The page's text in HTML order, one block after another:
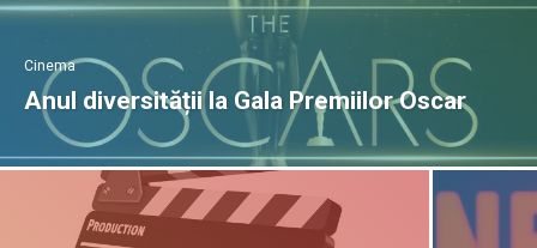
Cinema
Anul diversității la Gala Premiilor Oscar